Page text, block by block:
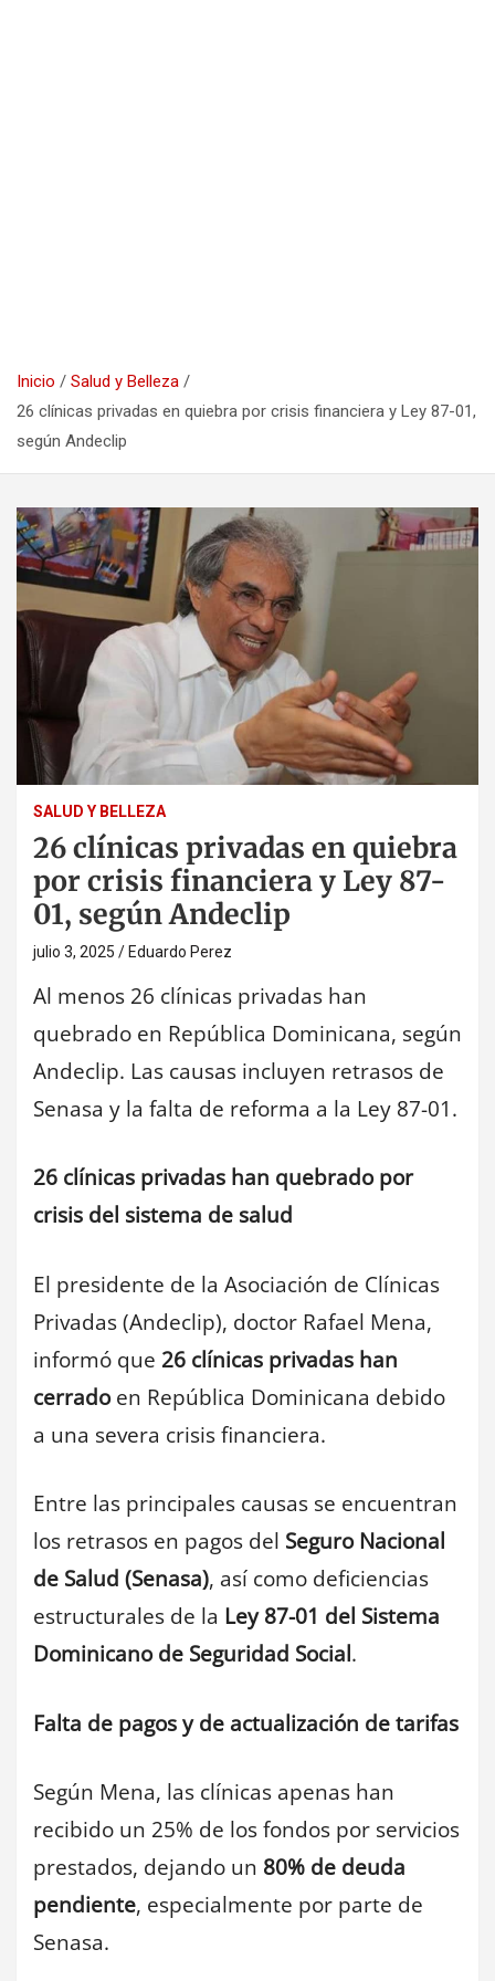
Inicio
Salud y Belleza
26 clínicas privadas en quiebra por crisis financiera y Ley 87-01,
según Andeclip
SALUD Y BELLEZA
26 clínicas privadas en quiebra
por crisis financiera y Ley 87-
01, según Andeclip
julio 3, 2025 Eduardo Perez
Al menos 26 clínicas privadas han
quebrado en República Dominicana, según
Andeclip. Las causas incluyen retrasos de
Senasa y la falta de reforma a la Ley 87-01.
26 clínicas privadas han quebrado por
crisis del sistema de salud
El presidente de la Asociación de Clínicas
Privadas (Andeclip), doctor Rafael Mena,
informó que 26 clínicas privadas han
cerradoen República Dominicana debido
a una severa crisis financiera.
Entre las principales causas se encuentran
los retrasos en pagos del Seguro Nacional
de Salud (Senasa), así como deficiencias
estructurales de la Ley 87-01 del Sistema
Dominicano de Seguridad Social.
Falta de pagos y de actualización de tarifas
Según Mena, las clínicas apenas han
recibido un 25% de los fondos por servicios
prestados, dejando un 80% de deuda
pendiente, especialmente por parte de
Senasa.